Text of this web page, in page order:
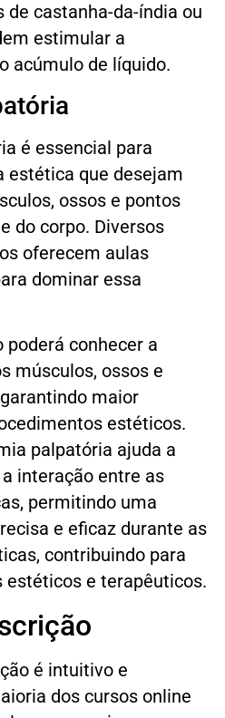
castanha-da-índia ou
estimular a
acúmulo de líquido.
é essencial para
estética que desejam
ossos e pontos
do corpo. Diversos
oferecem aulas
dominar essa
poderá conhecer a
músculos, ossos e
maior
estéticos.
palpatória ajuda a
interação entre as
permitindo uma
e eficaz durante as
contribuindo para
estéticos e terapêuticos.
é intuitivo e
dos cursos online